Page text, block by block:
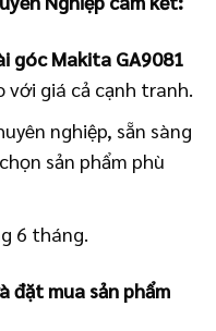
góc Makita GA9081
giá cả cạnh tranh.
nghiệp, sẵn sàng
sản phẩm phù
6 tháng.
đặt mua sản phẩm